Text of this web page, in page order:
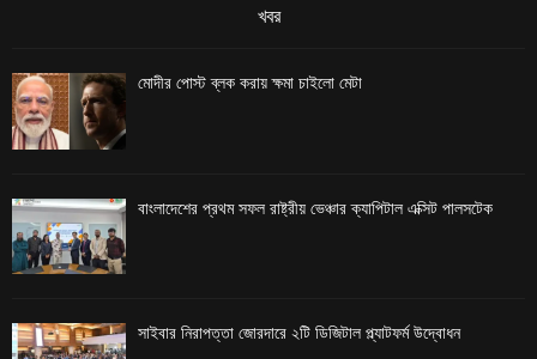
খবর
মোদীর পোস্ট ব্লক করায় ক্ষমা চাইলো মেটা
বাংলাদেশের প্রথম সফল রাষ্ট্রীয় ভেঞ্চার ক্যাপিটাল এক্সিট পালসটেক
সাইবার নিরাপত্তা জোরদারে ২টি ডিজিটাল প্ল্যাটফর্ম উদ্বোধন